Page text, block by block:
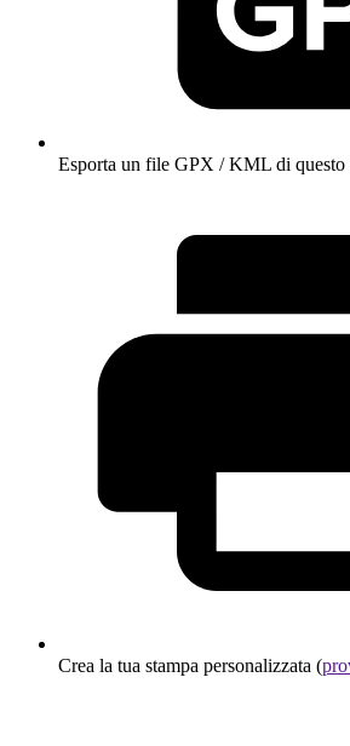
Esporta un file GPX / KML di questo
Crea la tua stampa personalizzata (